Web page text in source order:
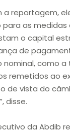
a reportagem,
as medidas
o capital
de
nominal, como
remetidos ao
de vista do
disse.
da Abdib